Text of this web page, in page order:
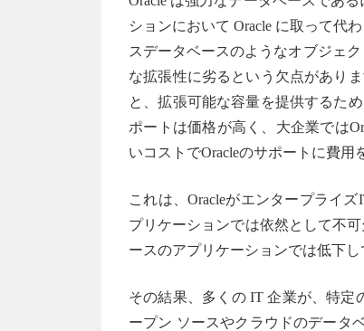
ションにおいて Oracle に取って代
スデータベースのようなオブジェ
な拡張性に劣るという欠点があり
と、拡張可能な容量を提供するた
ポートは価格が高く、大企業では
いコストでOracleのサポートに費用
これは、Oracleがエンタープライ
プリケーションでは依然として不可
ースのアプリケーションでは低下し
その結果、多くの IT 企業が、特定
ープン ソースやクラウドのデータ